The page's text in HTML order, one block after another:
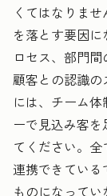
くてはなりま
を落とす要因
ロセス、部門
顧客との認識の
には、チーム
ーで見込み客
てください。
連携できている
ものになって